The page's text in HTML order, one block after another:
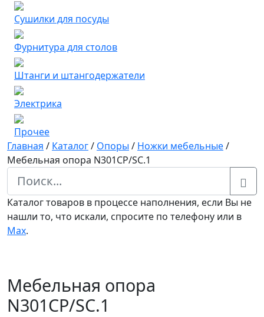
Сушилки для посуды
Фурнитура для столов
Штанги и штангодержатели
Электрика
Прочее
Главная / Каталог/ Опоры / Ножки мебельные/
Мебельная опора N301CP/SC.1
Каталог товаров в процессе наполнения, если Вы не
нашли то, что искали, спросите по телефону или в
Мах.
Мебельная опора
N301CP/SC.1